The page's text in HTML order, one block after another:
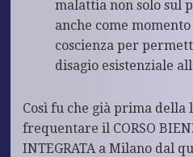
malattia non solo sul
anche come
coscienza per
disagio esistenziale
Così fu che già prima
frequentare il CORSO
INTEGRATA a Milano dal